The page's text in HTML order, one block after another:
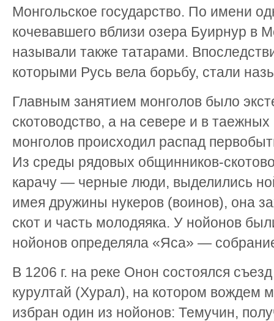
Монгольское государство. По имени
кочевавшего вблизи озера Буирнур в
называли также татарами.
которыми Русь вела борьбу, стали
Главным занятием монголов было
скотоводство, а на севере и в
монголов происходил распад
Из среды рядовых общинников-
карачу — черные люди, выделились
имея дружины нукеров (воинов), она
скот и часть молодяяка. У нойонов
нойонов определяла «Яса» —
В 1206 г. на реке Онон состоялся
курултай (Хурал), на котором вождем
избран один из нойонов: Темучин,